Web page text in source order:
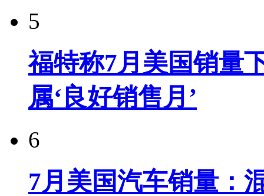
5
福特称7月美国销量
属‘良好销售月’
6
7月美国汽车销量：